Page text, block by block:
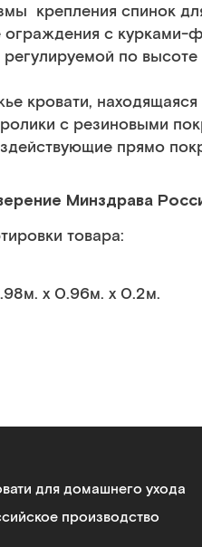
крепления спинок
с курками-
по
кровати,
с резиновыми
прямо
Минздрава
товара:
x 0.96м. x 0.2м.
для домашнего ухода
производство